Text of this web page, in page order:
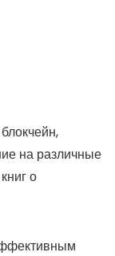
на различные
о